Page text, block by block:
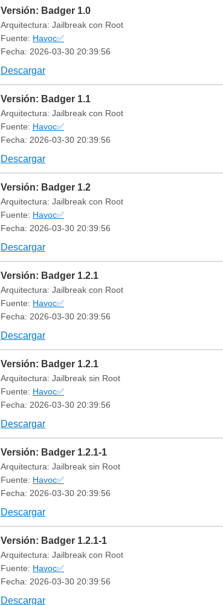
Versión: Badger 1.0
Arquitectura: Jailbreak con Root
Fuente: Havoc✅
Fecha: 2026-03-30 20:39:56
Descargar
Versión: Badger 1.1
Arquitectura: Jailbreak con Root
Fuente: Havoc✅
Fecha: 2026-03-30 20:39:56
Descargar
Versión: Badger 1.2
Arquitectura: Jailbreak con Root
Fuente: Havoc✅
Fecha: 2026-03-30 20:39:56
Descargar
Versión: Badger 1.2.1
Arquitectura: Jailbreak con Root
Fuente: Havoc✅
Fecha: 2026-03-30 20:39:56
Descargar
Versión: Badger 1.2.1
Arquitectura: Jailbreak sin Root
Fuente: Havoc✅
Fecha: 2026-03-30 20:39:56
Descargar
Versión: Badger 1.2.1-1
Arquitectura: Jailbreak sin Root
Fuente: Havoc✅
Fecha: 2026-03-30 20:39:56
Descargar
Versión: Badger 1.2.1-1
Arquitectura: Jailbreak con Root
Fuente: Havoc✅
Fecha: 2026-03-30 20:39:56
Descargar